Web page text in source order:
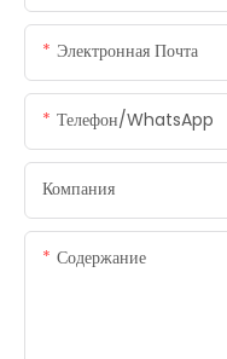
Электронная Почта
Телефон/WhatsApp
Компания
Содержание